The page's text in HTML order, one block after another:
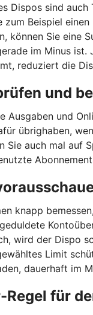
Dispos sind auch
zum Beispiel
können Sie eine
im Minus ist.
reduziert die
und
Ausgaben und
übrighaben,
Sie auch mal auf
knapp
wird der Dispo
Limit
dauerhaft im
für